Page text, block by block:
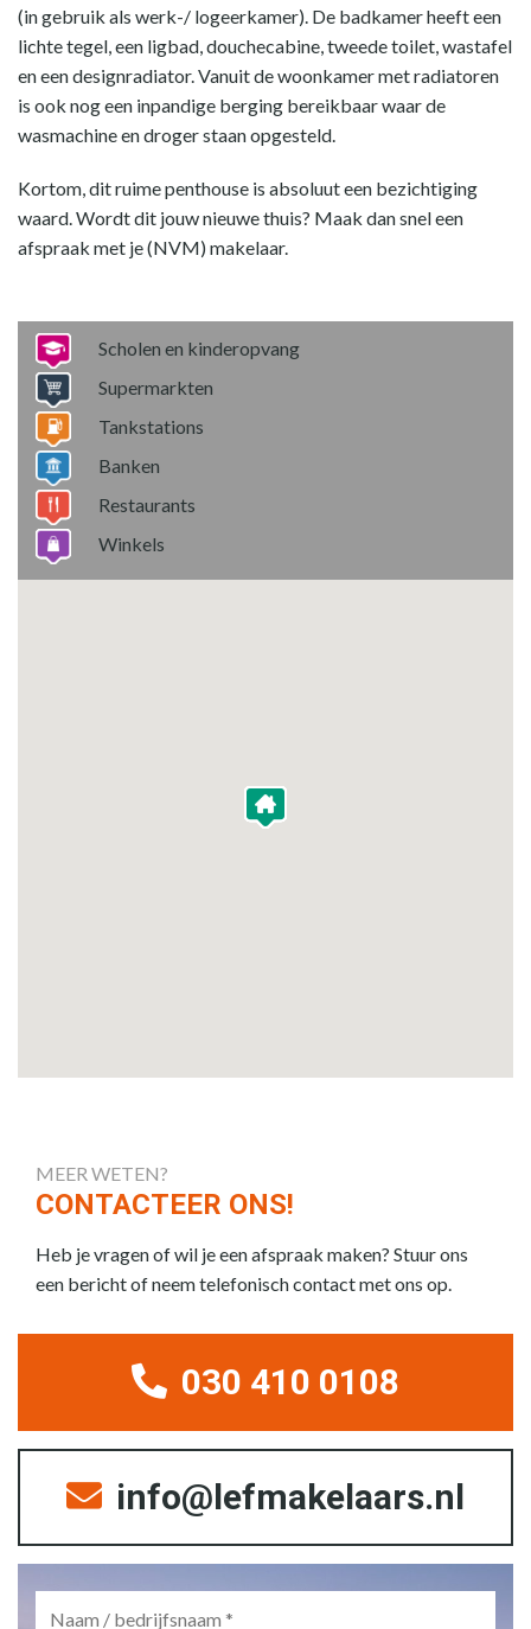
(in gebruik als werk-/ logeerkamer). De badkamer heeft een
lichte tegel, een ligbad, douchecabine, tweede toilet, wastafel
en een designradiator. Vanuit de woonkamer met radiatoren
is ook nog een inpandige berging bereikbaar waar de
wasmachine en droger staan opgesteld.
Kortom, dit ruime penthouse is absoluut een bezichtiging
waard. Wordt dit jouw nieuwe thuis? Maak dan snel een
afspraak met je (NVM) makelaar.
Scholen en kinderopvang
Supermarkten
Tankstations
Banken
Restaurants
Winkels
MEER WETEN?
CONTACTEER ONS!
Heb je vragen of wil je een afspraak maken? Stuur ons
een bericht of neem telefonisch contact met ons op.
030 410 0108
info@lefmakelaars.nl